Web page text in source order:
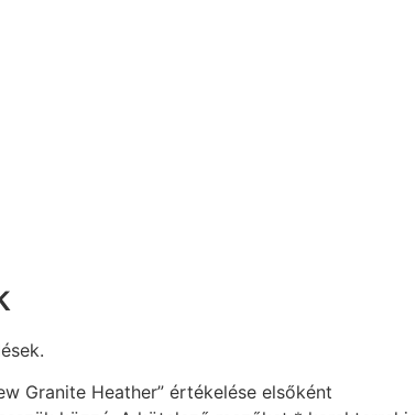
Granite Heather” értékelése elsőként